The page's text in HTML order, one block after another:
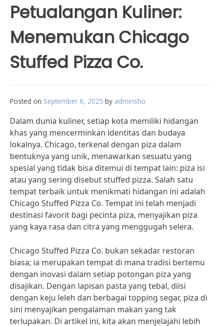
Petualangan Kuliner:
Menemukan Chicago
Stuffed Pizza Co.
Posted on September 6, 2025 by adminsho
Dalam dunia kuliner, setiap kota memiliki hidangan
khas yang mencerminkan identitas dan budaya
lokalnya. Chicago, terkenal dengan piza dalam
bentuknya yang unik, menawarkan sesuatu yang
spesial yang tidak bisa ditemui di tempat lain: piza isi
atau yang sering disebut stuffed pizza. Salah satu
tempat terbaik untuk menikmati hidangan ini adalah
Chicago Stuffed Pizza Co. Tempat ini telah menjadi
destinasi favorit bagi pecinta piza, menyajikan piza
yang kaya rasa dan citra yang menggugah selera.
Chicago Stuffed Pizza Co. bukan sekadar restoran
biasa; ia merupakan tempat di mana tradisi bertemu
dengan inovasi dalam setiap potongan piza yang
disajikan. Dengan lapisan pasta yang tebal, diisi
dengan keju leleh dan berbagai topping segar, piza di
sini menyajikan pengalaman makan yang tak
terlupakan. Di artikel ini, kita akan menjelajahi lebih